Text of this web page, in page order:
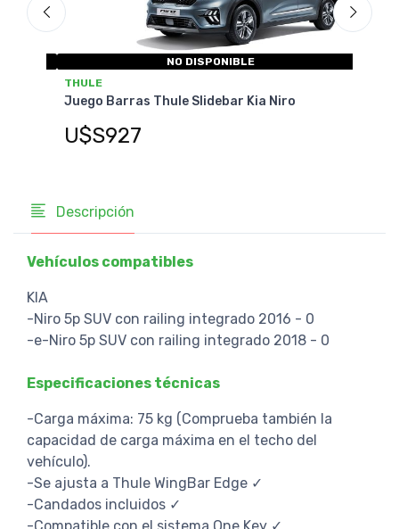
NO DISPONIBLE
THULE
Juego Barras Thule Slidebar Kia Niro
U$S927
Descripción
Vehículos compatibles
KIA
-Niro 5p SUV con railing integrado 2016 - 0
-e-Niro 5p SUV con railing integrado 2018 - 0
Especificaciones técnicas
-Carga máxima: 75 kg (Comprueba también la
capacidad de carga máxima en el techo del
vehículo).
-Se ajusta a Thule WingBar Edge ✓
-Candados incluidos ✓